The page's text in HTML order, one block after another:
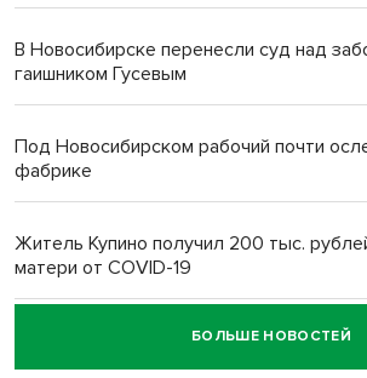
В Новосибирске перенесли суд над
гаишником Гусевым
Под Новосибирском рабочий почти
фабрике
Житель Купино получил 200 тыс.
матери от COVID-19
Новосибирский суд наказал водителя
пенсионерки на вокзале
БОЛЬШЕ НОВОСТЕЙ